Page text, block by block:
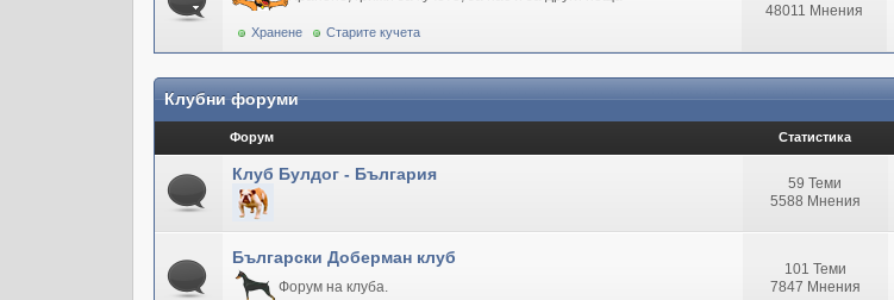
Хранене Старите кучета
48011 Мнения
Клубни форуми
Форум Статистика
Клуб Булдог - България
59 Теми
5588 Мнения
Български Доберман клуб
Форум на клуба.
101 Теми
7847 Мнения